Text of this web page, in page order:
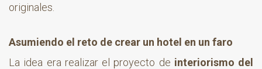
originales.
Asumiendo el reto de crear un hotel en un faro
La idea era realizar el proyecto de interiorismo del